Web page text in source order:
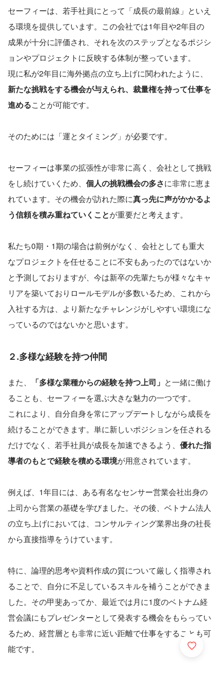
セーフィーは、若手社員にとって「成長の最前線」といえ
る環境を提供しています。この会社では1年目や2年目の
成果が十分に評価され、それを次のステップとなるポジシ
ョンやプロジェクトに反映する体制が整っています。
現に私が2年目に海外拠点の立ち上げに関われたように、
新たな挑戦をする機会が与えられ、裁量権を持って仕事を
進めることが可能です。
そのためには「運とタイミング」が必要です。
セーフィーは事業の拡張性が非常に高く、会社として挑戦
をし続けていくため、 個人の挑戦機会の多さに非常に恵ま
れています。その機会が訪れた際に真っ先に声がかかるよ
う信頼を積み重ねていくことが重要だと考えます。
私たち0期・1期の場合は前例がなく、会社としても重大
なプロジェクトを任せることに不安もあったのではないか
と予測しておりますが、今は新卒の先輩たちが様々なキャ
リアを築いておりロールモデルが多数いるため、これから
入社する方は、より新たなチャレンジがしやすい環境にな
っているのではないかと思います。
２.多様な経験を持つ仲間
また、 「多様な業種からの経験を持つ上司」 と一緒に働け
ることも、セーフィーを選ぶ大きな魅力の一つです。
これにより、自分自身を常にアップデートしながら成長を
続けることができます。単に新しいポジションを任される
だけでなく、若手社員が成長を加速できるよう、 優れた指
導者のもとで経験を積める環境が用意されています。
例えば、1年目には、ある有名なセンサー営業会社出身の
上司から営業の基礎を学びました。その後、ベトナム法人
の立ち上げにおいては、コンサルティング業界出身の社長
から直接指導をうけています。
特に、論理的思考や資料作成の質について厳しく指導され
ることで、自分に不足しているスキルを補うことができま
した。その甲斐あってか、最近では月に1度のベトナム経
営会議にもプレゼンターとして発表する機会をもらってい
るため、経営層とも非常に近い距離で仕事をすることも可
能です。